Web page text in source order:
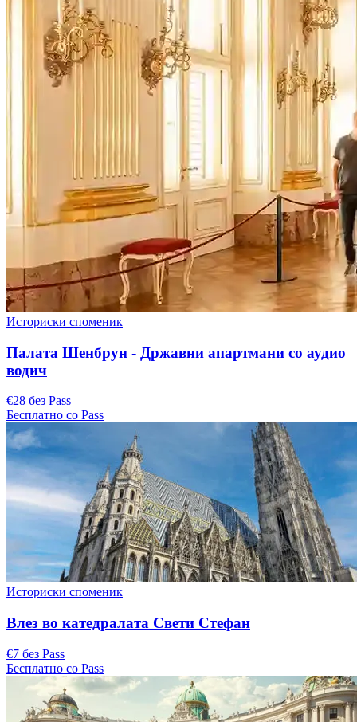
Историски споменик
Палата Шенбрун - Државни апартмани со аудио
водич
€28 без Pass
Бесплатно со Pass
Историски споменик
Влез во катедралата Свети Стефан
€7 без Pass
Бесплатно со Pass